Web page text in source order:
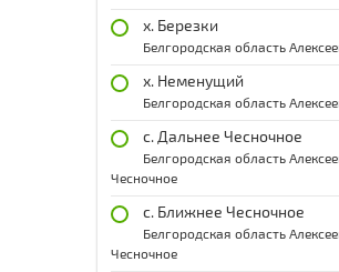
х. Березки
Белгородская область
х. Неменущий
Белгородская область
с. Дальнее Чесночное
Белгородская область
Чесночное
с. Ближнее Чесночное
Белгородская область
Чесночное